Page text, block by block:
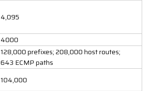
4,095
4000
128,000 prefixes; 208,000 host routes;
643 ECMP paths
104,000